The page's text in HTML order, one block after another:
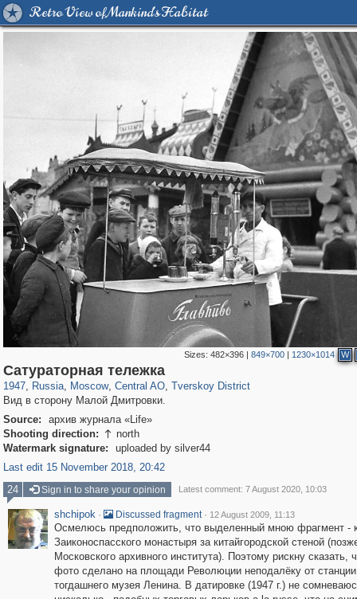
Retro View of Mankind's Habitat
Sizes:482×396 |849×700 | 1230×1014 W
Сатураторная тележка
1947, Russia
1,407,652 29,263
, Moscow
319,937 8,296
, Central AO
160,043 5,920
, Tverskoy District
53,055
Вид в сторону Малой Дмитровки.
Source:
архив журнала «Life»
Shooting direction:  north
Watermark signature:
uploaded by silver44
Last edit 15 November 2018, 20:42
24
Sign in to share your opinion Latest comment: 7 August 2020, 10:03
shchipok · Discussed fragment · 12 August 2009, 11:13
Осмелюсь предположить, что выделенный мною фрагмент -
Заиконоспасского монастыря за китайгородской стеной
Московского архивного института). Поэтому рискну сказать,
фото сделано на площади Революции неподалёку от
тогдашнего музея Ленина. В датировке (1947 г.) не